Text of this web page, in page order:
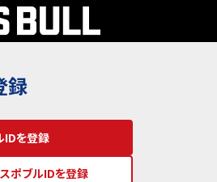
録
IDを登録
ポブルIDを登録